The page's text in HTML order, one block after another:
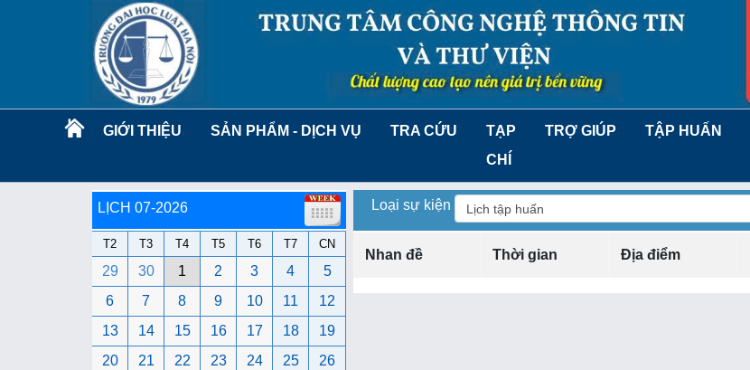
GIỚI THIỆU SẢN PHẨM - DỊCH VỤ TRA CỨU
TẠP
CHÍ
TRỢ GIÚP TẬP HUẤN
LỊCH 07-2026
T2 T3 T4 T5 T6 T7 CN
29 30 1 2 3 4
5
6
7 8 9 10 11
12
13
14 15 16 17 18
19
20
21 22 23 24 25
26
Loại sự kiện
Nhan đề Thời gian Địa điểm